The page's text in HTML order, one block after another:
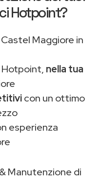
Hotpoint?
Maggiore in
Hotpoint, nella tua
con un ottimo
esperienza
Manutenzione di